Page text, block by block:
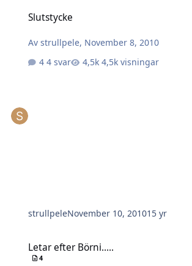
Slutstycke
Avstrullpele, November 8, 2010
4 svar
4,5k visningar
strullpeleNovember 10, 201015 yr
Letar efter Börni.....
4